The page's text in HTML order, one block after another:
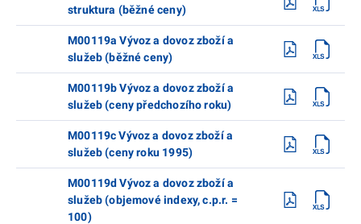
struktura (běžné ceny)
M00119a Vývoz a dovoz zboží a
služeb (běžné ceny)
M00119b Vývoz a dovoz zboží a
služeb (ceny předchozího roku)
M00119c Vývoz a dovoz zboží a
služeb (ceny roku 1995)
M00119d Vývoz a dovoz zboží a
služeb (objemové indexy, c.p.r. =
100)